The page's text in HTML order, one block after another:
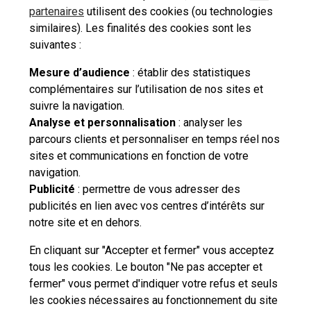
partenaires utilisent des cookies (ou technologies
similaires). Les finalités des cookies sont les
suivantes :
Mesure d’audience : établir des statistiques
complémentaires sur l’utilisation de nos sites et
suivre la navigation.
Analyse et personnalisation : analyser les
parcours clients et personnaliser en temps réel nos
sites et communications en fonction de votre
navigation.
Publicité : permettre de vous adresser des
publicités en lien avec vos centres d’intérêts sur
notre site et en dehors.
En cliquant sur "Accepter et fermer" vous acceptez
tous les cookies. Le bouton "Ne pas accepter et
fermer" vous permet d'indiquer votre refus et seuls
les cookies nécessaires au fonctionnement du site
Besoin d'aide complémentaire ?
Vous n'avez pas trouvé de solution parmi nos FAQs,
vous souhaitez nous contacter ou déposer une
réclamation ?
contacter